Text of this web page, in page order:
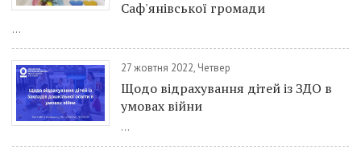
Саф'янівської громади
...
27 жовтня 2022, Четвер
Щодо відрахування дітей із ЗДО в
умовах війни
...